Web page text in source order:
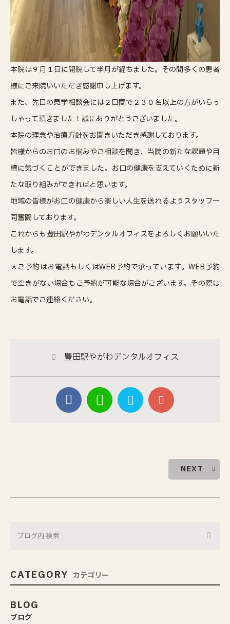
本院は９月１日に開院して半月が経ちました。その間多くの患者
様にご来院いいただき感謝申し上げます。
また、先日の見学相談会には２日間で２３０名以上の方がいらっ
しゃって頂きました！誠にありがとうございました。
本院の理念や治療方針をお聞きいただき感謝しております。
皆様からのお口のお悩みやご相談を聞き、当院の新たな課題や目
標に気づくことができました。お口の健康を支えていくために新
たな取り組みができればと思います。
地域の皆様がお口の健康から楽しい人生を送れるようスタッフ一
同奮闘しております。
これからも豊田駅やがわデンタルオフィスをよろしくお願いいた
します。
＊ご予約はお電話もしくはWEB予約で承っています。WEB予約
で空きがない場合もご予約が可能な場合がございます。その際は
お電話でご連絡ください。
豊田駅やがわデンタルオフィス
NEXT
CATEGORY カテゴリー
BLOG
ブログ